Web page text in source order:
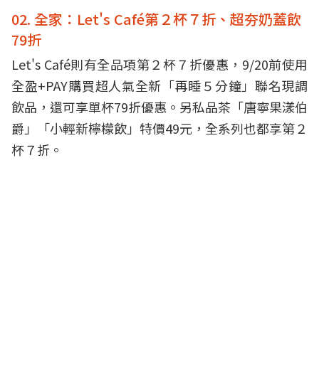
02. 全家：Let's Café第２杯７折、超夯奶蓋飲
79折
Let's Café則有全品項第２杯７折優惠，9/20前使用
全盈+PAY購買超人氣全新「再睡５分鐘」聯名現調
飲品，還可享單杯79折優惠。另私品茶「唐寧果漾伯
爵」「小輕新檸檬飲」特價49元，全系列也都享第２
杯７折。